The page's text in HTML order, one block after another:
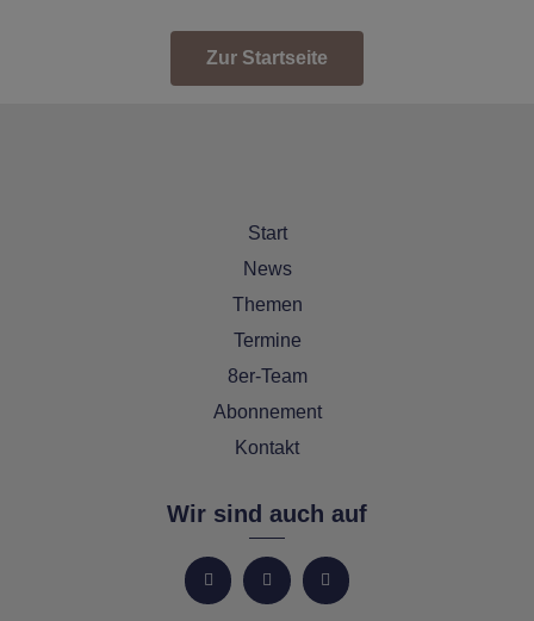
Zur Startseite
Start
News
Themen
Termine
8er-Team
Abonnement
Kontakt
Wir sind auch auf